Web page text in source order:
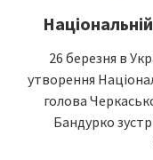
26 березня в
утворення
голова
Бандурко